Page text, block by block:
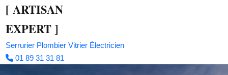
[ ARTISAN
EXPERT]
Serrurier Plombier Vitrier Électricien
01 89 31 31 81